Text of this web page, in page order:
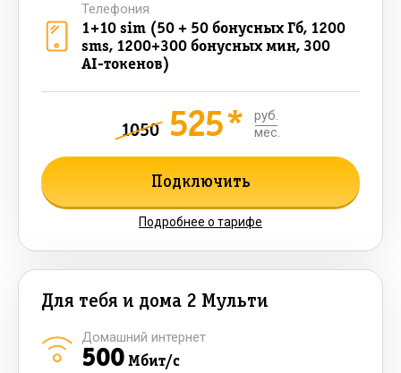
1+10 sim (50 + 50 бонусных Гб, 1200
sms, 1200+300 бонусных мин, 300
AI-токенов)
Телефония
1050 525*
руб.
мес.
Подключить
Подробнее о тарифе
Для тебя и дома 2 Мульти
500Мбит/с
Домашний интернет